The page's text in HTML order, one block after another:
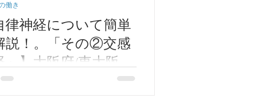
律神経について簡単
説！。「その②交感
」】大阪府/東大阪
尾市/柏原市/近鉄八
内山本/高安/恩智/東
経は、「交感神経」と「副交感神経」
れ、それぞれが異なる働きをしま
働き